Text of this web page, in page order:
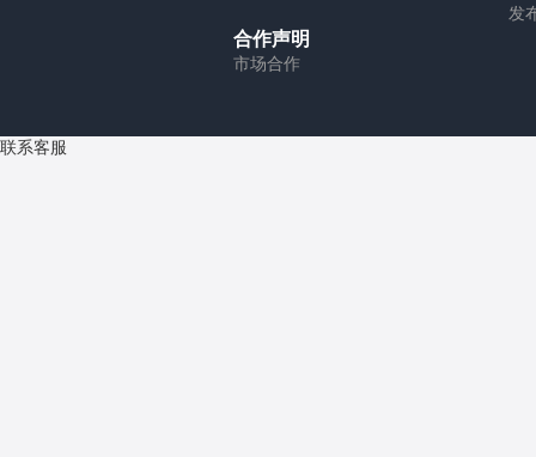
发
合作声明
市场合作
联系客服